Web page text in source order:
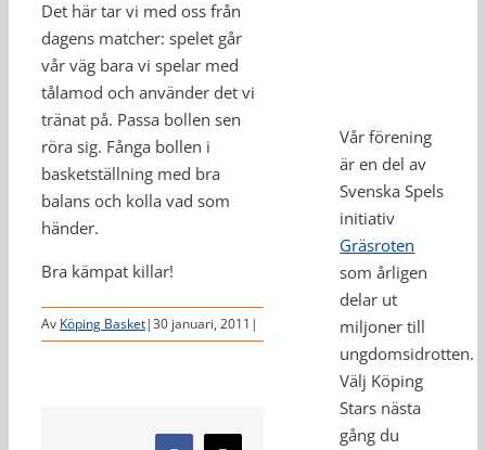
Det här tar vi med oss från
dagens matcher: spelet går
vår väg bara vi spelar med
tålamod och använder det vi
tränat på. Passa bollen sen
röra sig. Fånga bollen i
basketställning med bra
balans och kolla vad som
händer.
Bra kämpat killar!
Av Köping Basket|30 januari, 2011 |
Vår förening
är en del av
Svenska Spels
initiativ
Gräsroten
som årligen
delar ut
miljoner till
ungdomsidrotten.
Välj Köping
Stars nästa
gång du